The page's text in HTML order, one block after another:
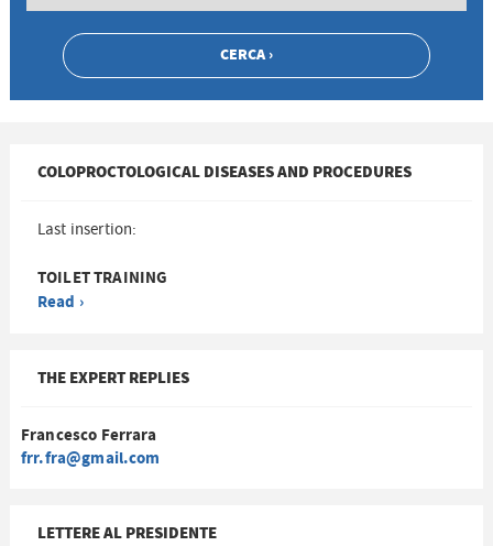
COLOPROCTOLOGICAL DISEASES AND PROCEDURES
Last insertion:
TOILET TRAINING
Read ›
THE EXPERT REPLIES
Francesco Ferrara
frr.fra@gmail.com
LETTERE AL PRESIDENTE